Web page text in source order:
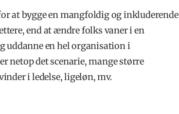
at bygge en mangfoldig og inkluderende
end at ændre folks vaner i en
uddanne en hel organisation i
netop det scenarie, mange større
i ledelse, ligeløn, mv.